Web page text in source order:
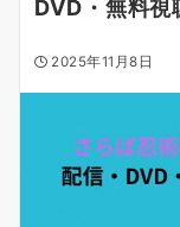
DVD・無料視
2025年11月8日